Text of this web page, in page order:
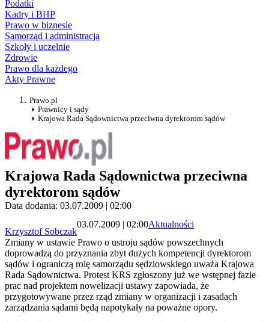
Podatki
Kadry i BHP
Prawo w biznesie
Samorząd i administracja
Szkoły i uczelnie
Zdrowie
Prawo dla każdego
Akty Prawne
Prawo.pl
Prawnicy i sądy
Krajowa Rada Sądownictwa przeciwna dyrektorom sądów
Krajowa Rada Sądownictwa przeciwna
dyrektorom sądów
Data dodania: 03.07.2009 | 02:00
Krzysztof Sobczak
03.07.2009 | 02:00Aktualności
Zmiany w ustawie Prawo o ustroju sądów powszechnych
doprowadzą do przyznania zbyt dużych kompetencji dyrektorom
sądów i ograniczą rolę samorządu sędziowskiego uważa Krajowa
Rada Sądownictwa. Protest KRS zgłoszony już we wstępnej fazie
prac nad projektem nowelizacji ustawy zapowiada, że
przygotowywane przez rząd zmiany w organizacji i zasadach
zarządzania sądami będą napotykały na poważne opory.